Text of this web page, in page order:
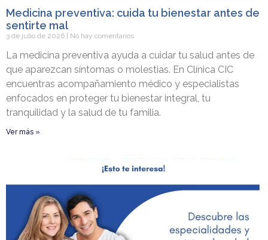
Medicina preventiva: cuida tu bienestar antes de
sentirte mal
3 de julio de 2026 No hay comentarios
La medicina preventiva ayuda a cuidar tu salud antes de
que aparezcan síntomas o molestias. En Clínica CIC
encuentras acompañamiento médico y especialistas
enfocados en proteger tu bienestar integral, tu
tranquilidad y la salud de tu familia.
Ver más »